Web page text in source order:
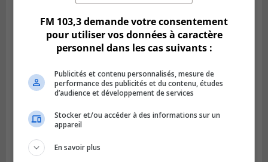
Publié le 6 août 2026 à 13h45
Greenfield Park veut s’armer contre les
fortes
pluies
FM 103,3 demande votre consentement
pour utiliser vos données à caractère
personnel dans les cas suivants :
Publicités et contenu personnalisés, mesure de
performance des publicités et du contenu, études
d’audience et développement de services
Stocker et/ou accéder à des informations sur un
appareil
En savoir plus